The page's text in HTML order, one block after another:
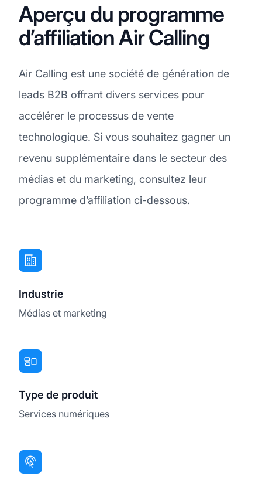
Aperçu du programme
d’affiliation Air Calling
Air Calling est une société de génération de
leads B2B offrant divers services pour
accélérer le processus de vente
technologique. Si vous souhaitez gagner un
revenu supplémentaire dans le secteur des
médias et du marketing, consultez leur
programme d’affiliation ci-dessous.
Industrie
Médias et marketing
Type de produit
Services numériques